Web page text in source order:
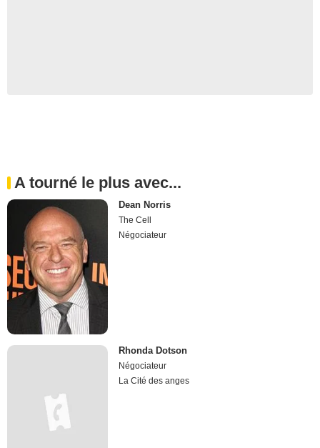
A tourné le plus avec...
Dean Norris
The Cell
Négociateur
Rhonda Dotson
Négociateur
La Cité des anges